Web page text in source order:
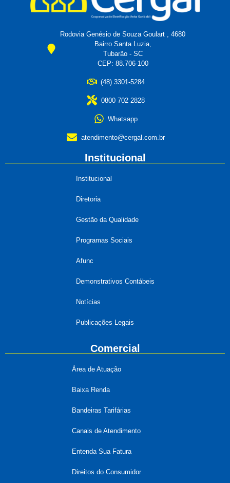
Rodovia Genésio de Souza Goulart , 4680
Bairro Santa Luzia,
Tubarão - SC
CEP: 88.706-100
(48) 3301-5284
0800 702 2828
Whatsapp
atendimento@cergal.com.br
Institucional
Institucional
Diretoria
Gestão da Qualidade
Programas Sociais
Afunc
Demonstrativos Contábeis
Notícias
Publicações Legais
Comercial
Área de Atuação
Baixa Renda
Bandeiras Tarifárias
Canais de Atendimento
Entenda Sua Fatura
Direitos do Consumidor